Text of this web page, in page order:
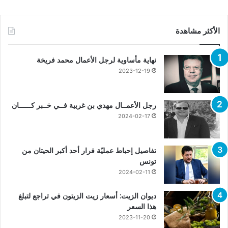
الأكثر مشاهدة
نهاية مأساوية لرجل الأعمال محمد فريخة
2023-12-19
رجل الأعمــال مهدي بن غربية فــي خــبر كــــــان
2024-02-17
تفاصيل إحباط عمليّة فرار أحد أكبر الحيتان من
تونس
2024-02-11
ديوان الزيت: أسعار زيت الزيتون في تراجع لتبلغ
هذا السعر
2023-11-20